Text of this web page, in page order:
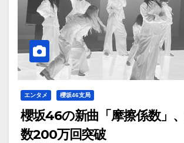
エンタメ 櫻坂46支局
櫻坂46の新曲「摩擦係数」
数200万回突破